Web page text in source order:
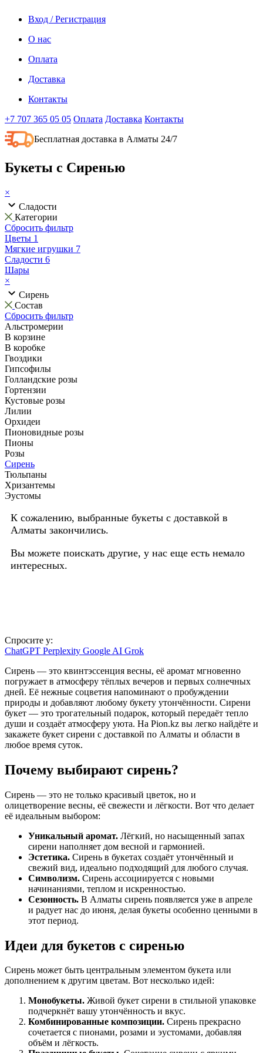
Вход / Регистрация
О нас
Оплата
Доставка
Контакты
+7 707 365 05 05 Оплата Доставка Контакты
Бесплатная доставка в Алматы 24/7
Букеты с Сиренью
×
Сладости
Категории
Сбросить фильтр
Цветы 1
Мягкие игрушки 7
Сладости 6
Шары
×
Сирень
Состав
Сбросить фильтр
Альстромерии
В корзине
В коробке
Гвоздики
Гипсофилы
Голландские розы
Гортензии
Кустовые розы
Лилии
Орхидеи
Пионовидные розы
Пионы
Розы
Сирень
Тюльпаны
Хризантемы
Эустомы
К сожалению, выбранные букеты с доставкой в
Алматы закончились.
Вы можете поискать другие, у нас еще есть немало
интересных.
Спросите у:
ChatGPT Perplexity Google AI Grok
Сирень — это квинтэссенция весны, её аромат мгновенно
погружает в атмосферу тёплых вечеров и первых солнечных
дней. Её нежные соцветия напоминают о пробуждении
природы и добавляют любому букету утончённости. Сирени
букет — это трогательный подарок, который передаёт тепло
души и создаёт атмосферу уюта. На Pion.kz вы легко найдёте и
закажете букет сирени с доставкой по Алматы и области в
любое время суток.
Почему выбирают сирень?
Сирень — это не только красивый цветок, но и
олицетворение весны, её свежести и лёгкости. Вот что делает
её идеальным выбором:
Уникальный аромат. Лёгкий, но насыщенный запах
сирени наполняет дом весной и гармонией.
Эстетика. Сирень в букетах создаёт утончённый и
свежий вид, идеально подходящий для любого случая.
Символизм. Сирень ассоциируется с новыми
начинаниями, теплом и искренностью.
Сезонность. В Алматы сирень появляется уже в апреле
и радует нас до июня, делая букеты особенно ценными в
этот период.
Идеи для букетов с сиренью
Сирень может быть центральным элементом букета или
дополнением к другим цветам. Вот несколько идей:
Монобукеты. Живой букет сирени в стильной упаковке
подчеркнёт вашу утончённость и вкус.
Комбинированные композиции. Сирень прекрасно
сочетается с пионами, розами и эустомами, добавляя
объём и лёгкость.